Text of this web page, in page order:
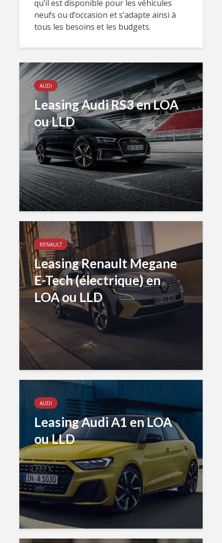
qu’il est disponible pour les véhicules
neufs ou d’occasion et s’adapte ainsi à
tous les besoins et les budgets.
AUDI
Leasing Audi RS3 en LOA
ou LLD
RENAULT
Leasing Renault Megane
E-Tech (électrique) en
LOA ou LLD
AUDI
Leasing Audi A1 en LOA
ou LLD